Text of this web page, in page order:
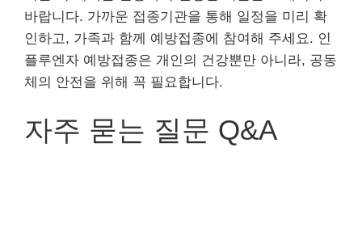
바랍니다. 가까운 접종기관을 통해 일정을 미리 확
인하고, 가족과 함께 예방접종에 참여해 주세요. 인
플루엔자 예방접종은 개인의 건강뿐만 아니라, 공동
체의 안전을 위해 꼭 필요합니다.
자주 묻는 질문 Q&A